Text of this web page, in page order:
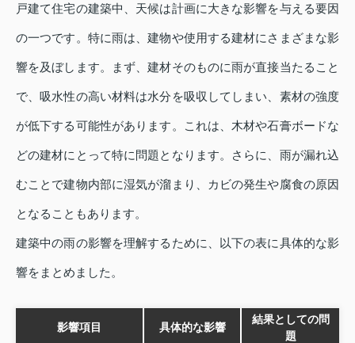
戸建て住宅の建築中、天候は計画に大きな影響を与える要因
の一つです。特に雨は、建物や使用する建材にさまざまな影
響を及ぼします。まず、建材そのものに雨が直接当たること
で、吸水性の高い材料は水分を吸収してしまい、素材の強度
が低下する可能性があります。これは、木材や石膏ボードな
どの建材にとって特に問題となります。さらに、雨が漏れ込
むことで建物内部に湿気が溜まり、カビの発生や腐食の原因
となることもあります。
建築中の雨の影響を理解するために、以下の表に具体的な影
響をまとめました。
影響項目 具体的な影響
結果としての問
題